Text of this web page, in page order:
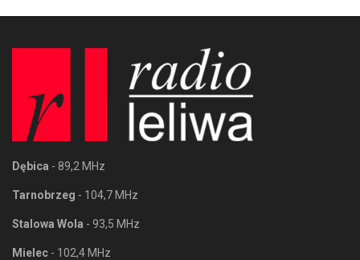
Dębica - 89,2 MHz
Tarnobrzeg - 104,7 MHz
Stalowa Wola - 93,5 MHz
Mielec - 102,4 MHz